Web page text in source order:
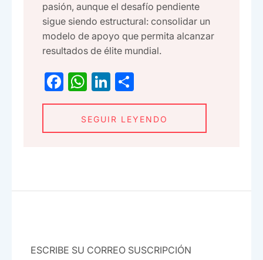
pasión, aunque el desafío pendiente
sigue siendo estructural: consolidar un
modelo de apoyo que permita alcanzar
resultados de élite mundial.
F
a
e
o
W
h
at
s
p
Li
n
ke
dI
o
m
p
SEGUIR LEYENDO